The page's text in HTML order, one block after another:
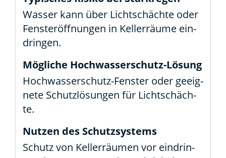
Was­ser kann über Licht­schäch­te oder
Fens­ter­öff­nun­gen in Kel­ler­räu­me ein­
drin­gen.
Hoch­­­was­­ser­­schutz-Fens­­ter oder geeig­
ne­te Schutz­lö­sun­gen für Licht­schäch­
te.
Schutz von Kel­ler­räu­men vor ein­drin­